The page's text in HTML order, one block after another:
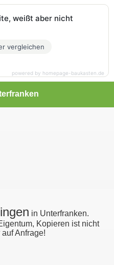
in Unterfranken.
Kopieren ist nicht
Anfrage!
weißt aber nicht
vergleichen
powered by homepage-baukasten.de